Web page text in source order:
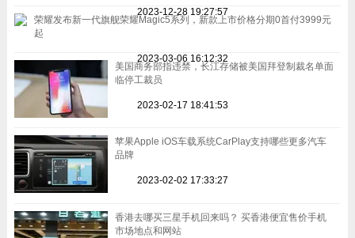
2023-12-28 19:27:57
荣耀发布新一代旗舰荣耀Magic5系列，新款上市价格分期0首付3999元
起
2023-03-06 16:12:32
美国商务部指违禁，长江存储被美国拜登制裁名单面
临停工裁员
2023-02-17 18:41:53
苹果Apple iOS车载系统CarPlay支持哪些更多汽车
品牌
2023-02-02 17:33:27
香港去哪买三星手机回来吗？ 买香港便宜售价手机
市场地点和网站